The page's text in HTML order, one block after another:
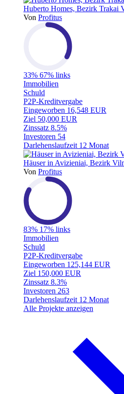
Huberto Homes, Bezirk Trakai
Von Profitus
33% 67% links
Immobilien
Schuld
P2P-Kreditvergabe
Eingeworben 16,548 EUR
Ziel 50,000 EUR
Zinssatz 8.5%
Investoren 54
Darlehenslaufzeit 12 Monat
Häuser in Avizieniai, Bezirk
Von Profitus
83% 17% links
Immobilien
Schuld
P2P-Kreditvergabe
Eingeworben 125,144 EUR
Ziel 150,000 EUR
Zinssatz 8.3%
Investoren 263
Darlehenslaufzeit 12 Monat
Alle Projekte anzeigen